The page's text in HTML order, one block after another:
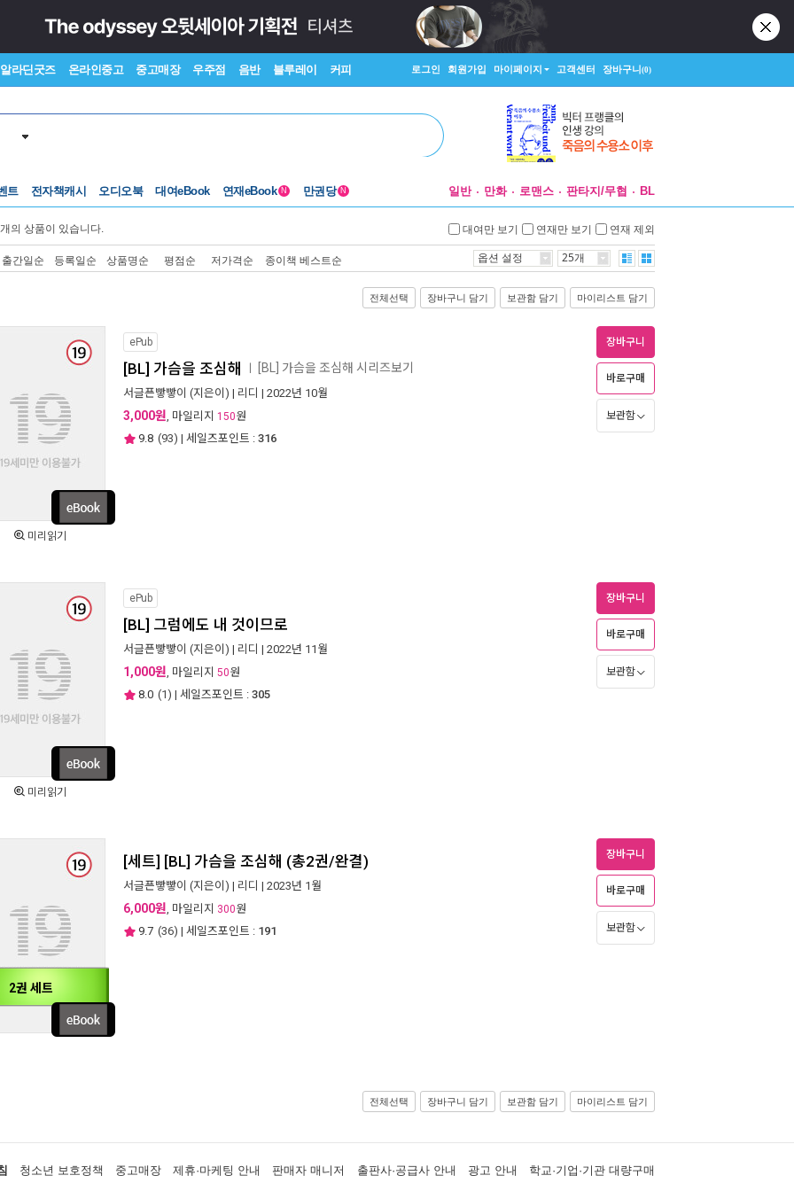
알라딘굿즈 온라인중고 중고매장 우주점 음반 블루레이 커피 로그인 회원가입 마이페이지 고객센터 장바구니(0)
트 전자책캐시 오디오북 대여eBook 연재eBook N 만권당 N 일반 만화 로맨스 판타지/무협 BL
개의 상품이 있습니다. 대여만 보기 연재만 보기 연재 제외
출간일순 등록일순 상품명순 평점순 저가격순 종이책 베스트순 옵션 설정 25개
전체선택 장바구니 담기 보관함 담기 마이리스트 담기
미리읽기
ePub
[BL] 가슴을 조심해 [BL] 가슴을 조심해 시리즈보기
서글픈빻빻이 (지은이) | 리디 | 2022년 10월
3,000원, 마일리지 150원
9.8 (93) | 세일즈포인트 : 316
장바구니
바로구매
보관함
미리읽기
ePub
[BL] 그럼에도 내 것이므로
서글픈빻빻이 (지은이) | 리디 | 2022년 11월
1,000원, 마일리지 50원
8.0 (1) | 세일즈포인트 : 305
장바구니
바로구매
보관함
2권 세트
[세트] [BL] 가슴을 조심해 (총2권/완결)
서글픈빻빻이 (지은이) | 리디 | 2023년 1월
6,000원, 마일리지 300원
9.7 (36) | 세일즈포인트 : 191
장바구니
바로구매
보관함
전체선택 장바구니 담기 보관함 담기 마이리스트 담기
청소년 보호정책 중고매장 제휴·마케팅 안내 판매자 매니저 출판사·공급사 안내 광고 안내 학교·기업·기관 대량구매